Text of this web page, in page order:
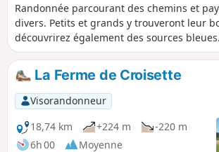
Randonnée parcourant des chemins et
divers. Petits et grands y trouveront leur
découvrirez également des sources bleues.
La Ferme de Croisette
Visorandonneur
18,74 km
+224 m
-220 m
6h 00
Moyenne